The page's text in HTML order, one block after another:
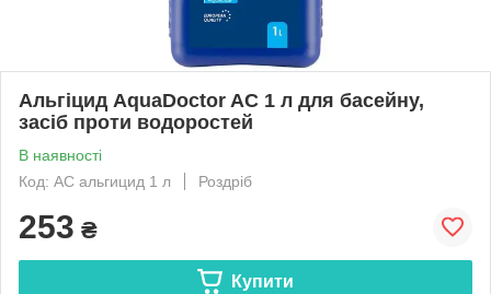
Альгіцид AquaDoctor AC 1 л для басейну,
засіб проти водоростей
В наявності
Код: AC альгицид 1 л
Роздріб
253 ₴
Купити